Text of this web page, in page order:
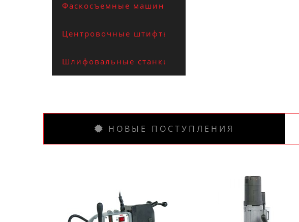
Фаскосъемные машины
Центровочные штифты
Шлифовальные станки
НОВЫЕ ПОСТУПЛЕНИЯ